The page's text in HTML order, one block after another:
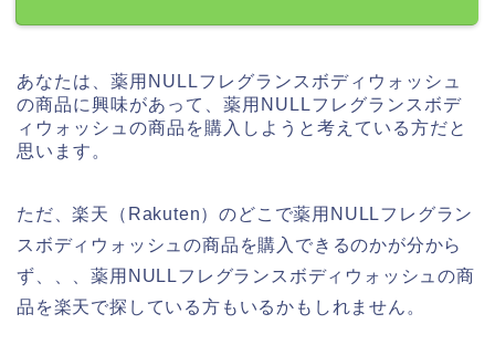
あなたは、薬用NULLフレグランスボディウォッシュ
の商品に興味があって、薬用NULLフレグランスボデ
ィウォッシュの商品を購入しようと考えている方だと
思います。
ただ、楽天（Rakuten）のどこで薬用NULLフレグラン
スボディウォッシュの商品を購入できるのかが分から
ず、、、薬用NULLフレグランスボディウォッシュの商
品を楽天で探している方もいるかもしれません。